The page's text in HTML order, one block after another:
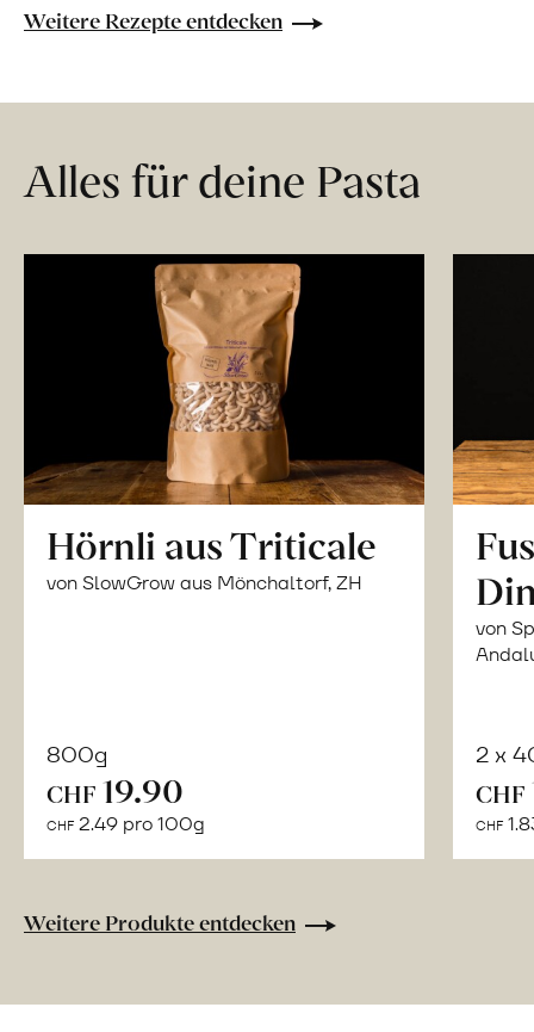
Weitere Rezepte entdecken
Alles für deine Pasta
Hörnli aus Triticale
von SlowGrow aus Mönchaltorf, ZH
800g
CHF 19.90
CHF 2.49 pro 100g
von
2 x
CHF
CHF
Weitere Produkte entdecken